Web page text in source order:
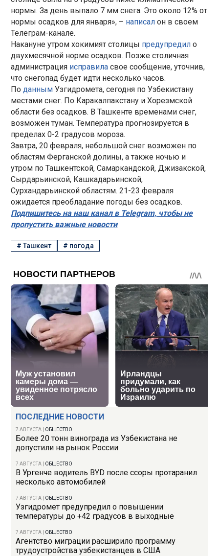
ПОСЛЕДНИЕ НОВОСТИ
7 АВГУСТА ОБЩЕСТВО
Более 20 тонн винограда из Узбекистана не
допустили на рынок России
7 АВГУСТА ОБЩЕСТВО
В Ургенче водитель BYD после ссоры протаранил
несколько автомобилей
7 АВГУСТА ОБЩЕСТВО
Узгидромет предупредил о повышении
температуры до +42 градусов в выходные
7 АВГУСТА ОБЩЕСТВО
Агентство миграции расширило программу
трудоустройства узбекистанцев в США
нормы. За день выпало 7 мм снега. Это около 12% от
нормы осадков для января», – написал он в своем
Телеграм-канале.
Накануне утром хокимият столицы предупредил о
двухмесячной норме осадков. Позже столичная
администрация исправила свое сообщение, уточнив,
что снегопад будет идти несколько часов.
Поданным Узгидромета, сегодня по Узбекистану
местами снег. По Каракалпакстану и Хорезмской
области без осадков. В Ташкенте временами снег,
возможен туман. Температура прогнозируется в
пределах 0-2 градусов мороза.
Завтра, 20 февраля, небольшой снег возможен по
областям Ферганской долины, а также ночью и
утром по Ташкентской, Самаркандской, Джизакской,
Сырдарьинской, Кашкадарьинской,
Сурхандарьинской областям. 21-23 февраля
ожидается преобладание погоды без осадков.
Подпишитесь на наш канал в Telegram, чтобы не
пропустить важные новости
#Ташкент # погода